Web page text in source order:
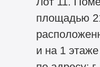
площадью
и на 1